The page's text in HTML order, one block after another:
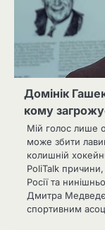
Домінік
кому
Мій голос лише
може збити
колишній
PoliTalk
Росії та
Дмитра
спортивним